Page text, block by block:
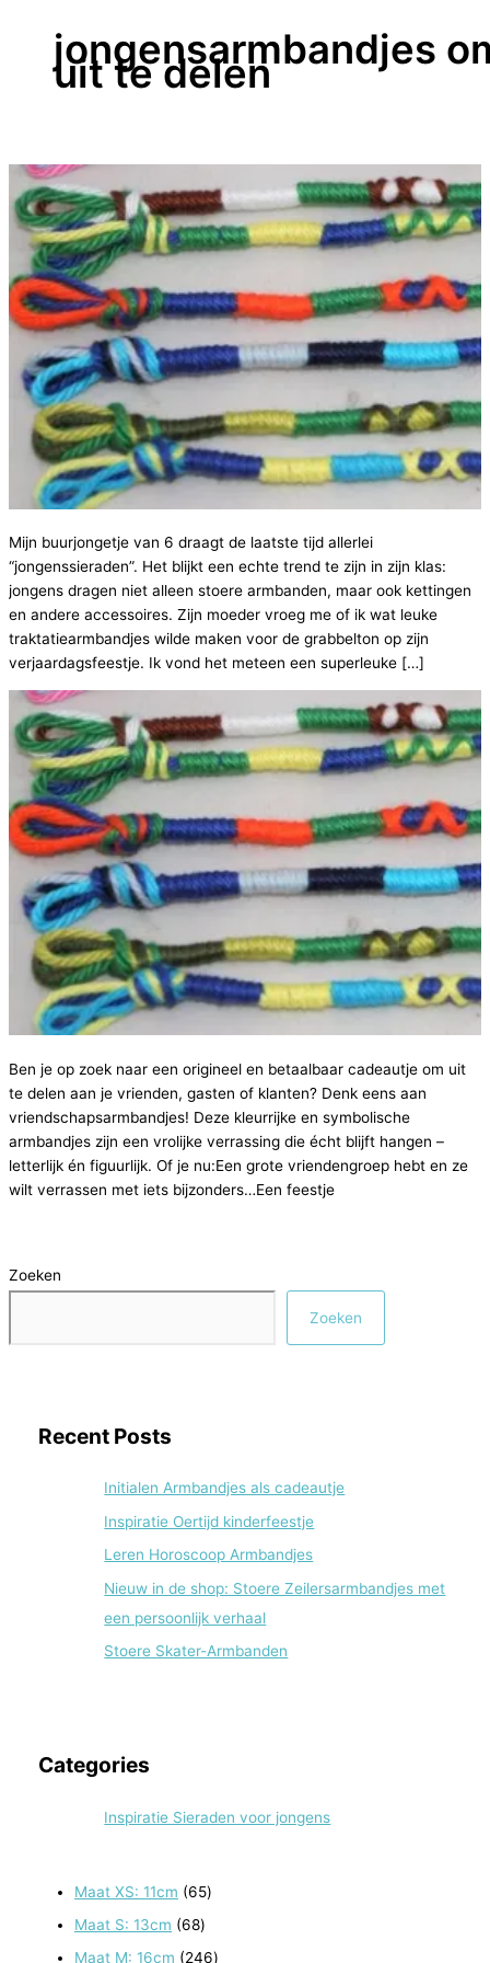
Zoeken
Zoeken
Recent Posts
Initialen Armbandjes als cadeautje
Inspiratie Oertijd kinderfeestje
Leren Horoscoop Armbandjes
Nieuw in de shop: Stoere Zeilersarmbandjes met
een persoonlijk verhaal
Stoere Skater-Armbanden
Categories
Inspiratie Sieraden voor jongens
Maat XS: 11cm 656
p
Maat S: 13cm 686
8
Maat M: 16cm 2462
jongensarmbandjes
uit te delen
Mijn buurjongetje van 6 draagt de laatste tijd allerlei
“jongenssieraden”. Het blijkt een echte trend te zijn in zijn klas:
jongens dragen niet alleen stoere armbanden, maar ook kettingen
en andere accessoires. Zijn moeder vroeg me of ik wat leuke
traktatiearmbandjes wilde maken voor de grabbelton op zijn
verjaardagsfeestje. Ik vond het meteen een superleuke […]
Ben je op zoek naar een origineel en betaalbaar cadeautje om uit
te delen aan je vrienden, gasten of klanten? Denk eens aan
vriendschapsarmbandjes! Deze kleurrijke en symbolische
armbandjes zijn een vrolijke verrassing die écht blijft hangen –
letterlijk én figuurlijk. Of je nu:Een grote vriendengroep hebt en ze
wilt verrassen met iets bijzonders…Een feestje